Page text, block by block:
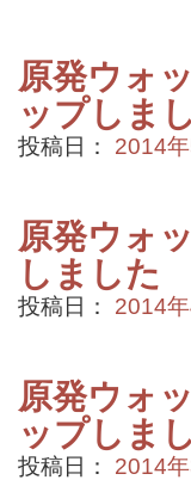
原発ウォ
ップしま
投稿日： 2014
原発ウォ
しました
投稿日： 2014
原発ウォ
ップしま
投稿日： 2014